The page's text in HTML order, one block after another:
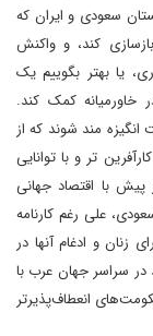
سعودی و ایران که
کند، و واکنش
یا بهتر بگوییم یک
کمک کند.
مند شوند که از
تر و با توانایی
با اقتصاد جهانی
علی رغم کارنامه
و ادغام آنها در
در سراسر جهان عرب با
انعطاف‌پذیرتر